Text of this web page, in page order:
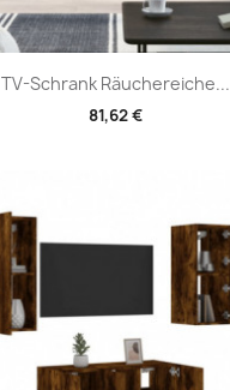
TV-Schrank Räuchereiche...
81,62 €
Vorschau